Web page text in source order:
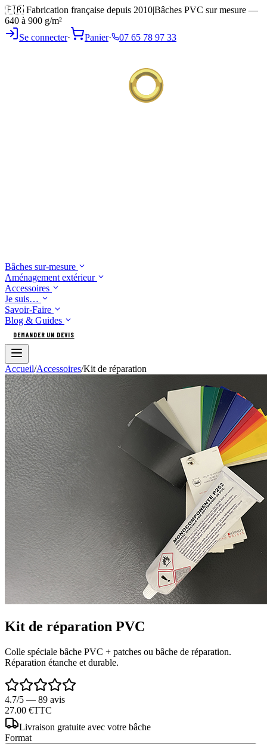
🇫🇷 Fabrication française depuis 2010|Bâches PVC sur mesure —
640 à 900 g/m²
Se connecter· Panier· 07 65 78 97 33
Bâches sur-mesure
Aménagement extérieur
Accessoires
Je suis…
Savoir-Faire
Blog & Guides
DEMANDER UN DEVIS
Accueil/Accessoires/Kit de réparation
Kit de réparation PVC
Colle spéciale bâche PVC + patches ou bâche de réparation.
Réparation étanche et durable.
4.7/5 — 89 avis
27.00 €TTC
Livraison gratuite avec votre bâche
Format